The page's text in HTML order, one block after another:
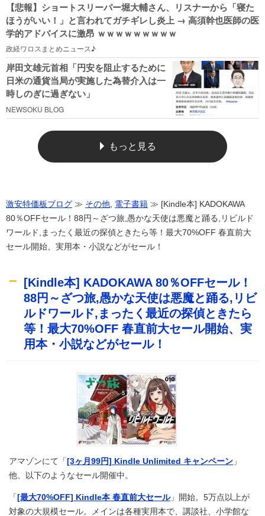
【悲報】ショートスリーパー堀大輔さん、リスナーから「寝た
ほうがいい！」と言われてガチギレし炎上 → 高須幹也医師の医
学的アドバイスに激昂 ｗｗｗｗｗｗｗｗｗ
政経ワロスまとめニュース♪
岸田文雄元首相「円安を阻止するために
日米の通貨当局が実施した為替介入は一
時しのぎに過ぎない」
NEWSOKU BLOG
もっと見る
激安特価板ブログ ≫ その他, 電子書籍 ≫ [Kindle本] KADOKAWA
80％OFFセール！88円～ざつ旅,愚かな天使は悪魔と踊る,リビルド
ワールド,まったく最近の探偵ときたら等！最大70%OFF 春直前大
セール開始、実用本・小説などがセール！
[Kindle本] KADOKAWA 80％OFFセール！
88円～ざつ旅,愚かな天使は悪魔と踊る,リビ
ルドワールド,まったく最近の探偵ときたら
等！最大70%OFF 春直前大セール開始、実
用本・小説などがセール！
アマゾンにて「 [3ヶ月99円] Kindle Unlimited キャンペーン 」
他、以下のようなセール開催中。
「 [最大70%OFF] Kindle本 春直前大セール」開始。5万点以上が
対象の大規模セール。メインは各種実用本で、講談社、小学館な